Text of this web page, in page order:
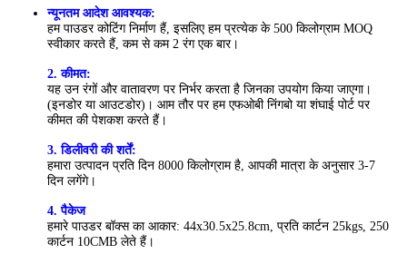
न्यूनतम आदेश आवश्यक:
हम पाउडर कोटिंग निर्माण हैं, इसलिए हम प्रत्येक के 500 किलोग्राम MOQ
स्वीकार करते हैं, कम से कम 2 रंग एक बार।
2. कीमत:
यह उन रंगों और वातावरण पर निर्भर करता है जिनका उपयोग किया जाएगा।
(इनडोर या आउटडोर)। आम तौर पर हम एफओबी निंगबो या शंघाई पोर्ट पर
कीमत की पेशकश करते हैं।
3. डिलीवरी की शर्तें:
हमारा उत्पादन प्रति दिन 8000 किलोग्राम है, आपकी मात्रा के अनुसार 3-7
दिन लगेंगे।
4. पैकेज
हमारे पाउडर बॉक्स का आकार: 44x30.5x25.8cm, प्रति कार्टन 25kgs, 250
कार्टन 10CMB लेते हैं।